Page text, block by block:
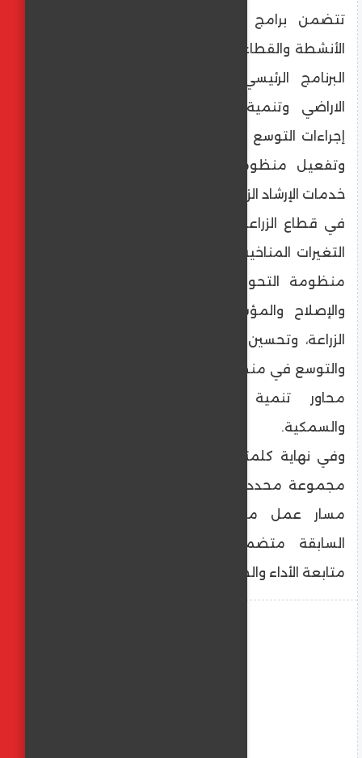
تتضمن برامج فرعية ومسارات عمل لكل
الأنشطة والقطاعات العاملة بوزارة الزراعة منها
البرنامج الرئيسي لدعم مشروعات استصلاح
الاراضي وتنمية المناطق الصحراوية ودعم
إجراءات التوسع الرأسي وزيادة الإنتاجية الزراعية،
وتفعيل منظومة الزراعة التعاقدية وتطوير
خدمات الإرشاد الزراعي مع ترشيد استخدام المياه
في قطاع الزراعة والعمل على الحد من تأثير
التغيرات المناخية على الأنشطة الزراعية ودعم
منظومة التحول الرقمي في قطاع الزراعة
والإصلاح والمؤسسي والتشريعي في قطاع
الزراعة، وتحسين مناخ الاستثمار بقطاع الزراعة
والتوسع في منظومة دعم الفلاح وكذلك دعم
محاور تنمية الثروة الحيوانية والداجنة
والسمكية.
وفي نهاية كلمته، أكد وزير الزراعة على وضع
مجموعة محددة من الإجراءات التنفيذية لكل
مسار عمل من مسارات البرامج الرئيسية
السابقة متضمنة مدة التنفيذ ومؤشرات
متابعة الأداء والجهة المسؤولة عن التنفيذ.